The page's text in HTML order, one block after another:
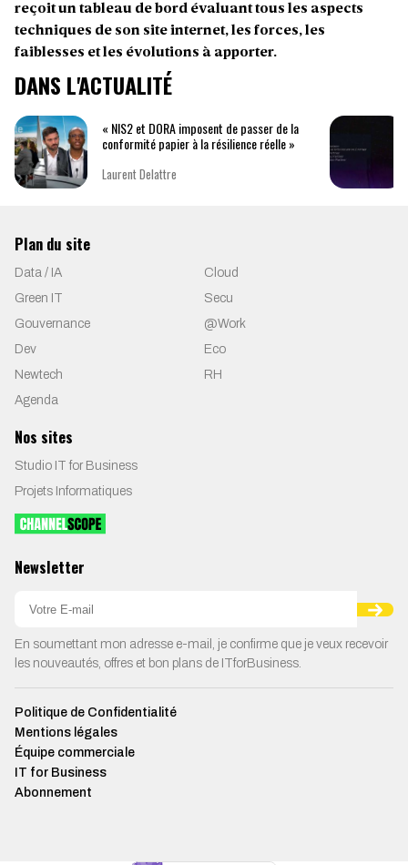
reçoit un tableau de bord évaluant tous les aspects
techniques de son site internet, les forces, les
faiblesses et les évolutions à apporter.
DANS L'ACTUALITÉ
« NIS2 et DORA imposent de passer de la
conformité papier à la résilience réelle »
Laurent Delattre
Plan du site
Data / IA
Cloud
Green IT
Secu
Gouvernance
@Work
Dev
Eco
Newtech
RH
Agenda
Nos sites
Studio IT for Business
Projets Informatiques
Newsletter
En soumettant mon adresse e-mail, je confirme que je veux recevoir
les nouveautés, offres et bon plans de ITforBusiness.
Politique de Confidentialité
Mentions légales
Équipe commerciale
IT for Business
Abonnement